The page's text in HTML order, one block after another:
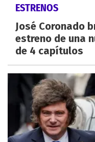
ESTRENOS
José Coronado
estreno de una
de 4 capítulos